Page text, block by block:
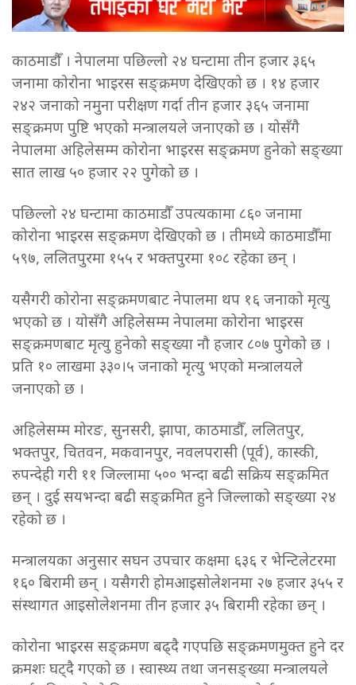
काठमाडौँ । नेपालमा पछिल्लो २४ घन्टामा तीन हजार ३६५
जनामा कोरोना भाइरस सङ्क्रमण देखिएको छ । १४ हजार
२४२ जनाको नमुना परीक्षण गर्दा तीन हजार ३६५ जनामा
सङ्क्रमण पुष्टि भएको मन्त्रालयले जनाएको छ । योसँगै
नेपालमा अहिलेसम्म कोरोना भाइरस सङ्क्रमण हुनेको सङ्ख्या
सात लाख ५० हजार २२ पुगेको छ ।
पछिल्लो २४ घन्टामा काठमाडौँ उपत्यकामा ८६० जनामा
कोरोना भाइरस सङ्क्रमण देखिएको छ । तीमध्ये काठमाडौँमा
५९७, ललितपुरमा १५५ र भक्तपुरमा १०८ रहेका छन् ।
यसैगरी कोरोना सङ्क्रमणबाट नेपालमा थप १६ जनाको मृत्यु
भएको छ । योसँगै अहिलेसम्म नेपालमा कोरोना भाइरस
सङ्क्रमणबाट मृत्यु हुनेको सङ्ख्या नौ हजार ८०७ पुगेको छ ।
प्रति १० लाखमा ३३०।५ जनाको मृत्यु भएको मन्त्रालयले
जनाएको छ ।
अहिलेसम्म मोरङ, सुनसरी, झापा, काठमाडौँ, ललितपुर,
भक्तपुर, चितवन, मकवानपुर, नवलपरासी (पूर्व), कास्की,
रुपन्देही गरी ११ जिल्लामा ५०० भन्दा बढी सक्रिय सङ्क्रमित
छन् । दुई सयभन्दा बढी सङ्क्रमित हुने जिल्लाको सङ्ख्या २४
रहेको छ ।
मन्त्रालयका अनुसार सघन उपचार कक्षमा ६३६ र भेन्टिलेटरमा
१६० बिरामी छन् । यसैगरी होमआइसोलेशनमा २७ हजार ३५५ र
संस्थागत आइसोलेशनमा तीन हजार ३५ बिरामी रहेका छन् ।
कोरोना भाइरस सङ्क्रमण बढ्दै गएपछि सङ्क्रमणमुक्त हुने दर
क्रमशः घट्दै गएको छ । स्वास्थ्य तथा जनसङ्ख्या मन्त्रालयले